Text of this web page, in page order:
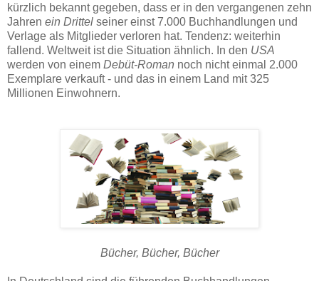
kürzlich bekannt gegeben, dass er in den vergangenen zehn
Jahren ein Drittel seiner einst 7.000 Buchhandlungen und
Verlage als Mitglieder verloren hat. Tendenz: weiterhin
fallend. Weltweit ist die Situation ähnlich. In den USA
werden von einem Debüt-Roman noch nicht einmal 2.000
Exemplare verkauft - und das in einem Land mit 325
Millionen Einwohnern.
Bücher, Bücher, Bücher